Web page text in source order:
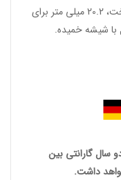
ارتفاع: 17.6 میلی متر برای مدل با شیشه تخت، 20.2 میلی متر برای
سال گارانتی بین
داشت.